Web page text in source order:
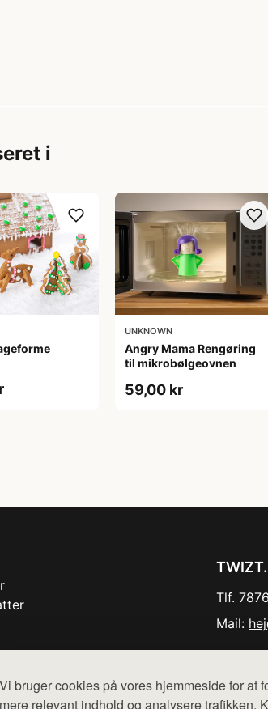
Vi bruger cookies på vores hjemmeside for at
mere relevant indhold og analysere trafikken.
i
UNKNOWN
Angry Mama Rengøring
til mikrobølgeovnen
59,00 kr
Tlf.
Mail: